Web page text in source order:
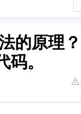
的原理？
。